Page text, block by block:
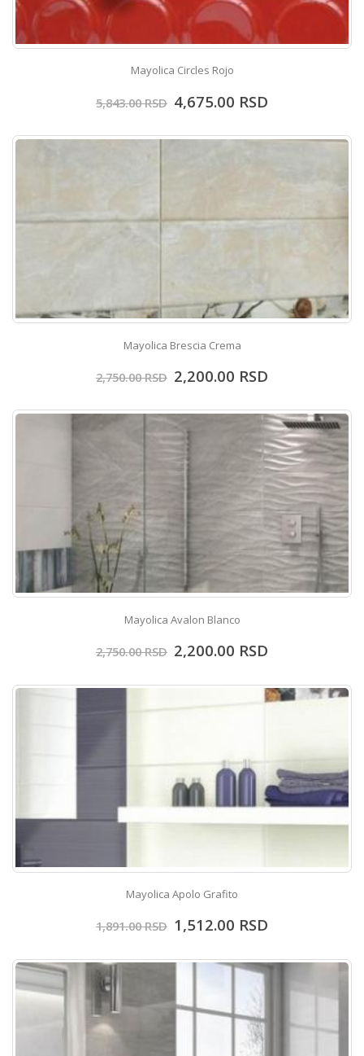
Mayolica Circles Rojo
5,843.00RSD 4,675.00 RSD
Mayolica Brescia Crema
2,750.00RSD 2,200.00 RSD
Mayolica Avalon Blanco
2,750.00RSD 2,200.00 RSD
Mayolica Apolo Grafito
1,891.00RSD 1,512.00 RSD